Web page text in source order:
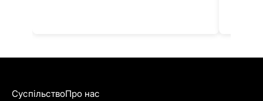
СуспільствоПро нас